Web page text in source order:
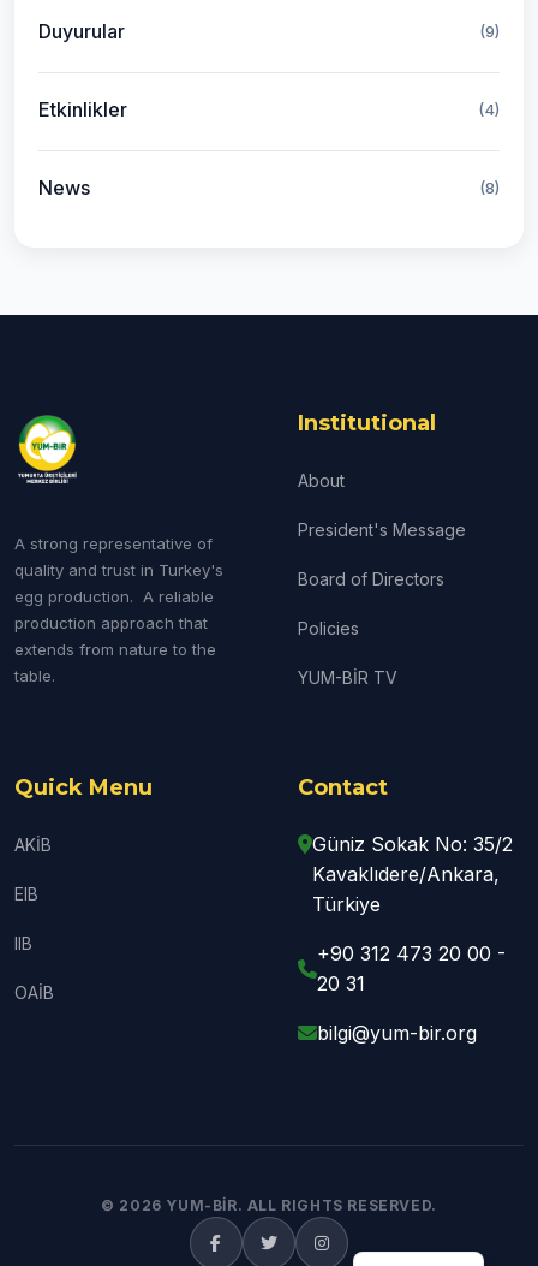
Duyurular (9)
Etkinlikler (4)
News (8)
A strong representative of
quality and trust in Turkey's
egg production. A reliable
production approach that
extends from nature to the
table.
Institutional
About
President's Message
Board of Directors
Policies
YUM-BİR TV
Quick Menu
AKİB
EIB
IIB
OAİB
Contact
Güniz Sokak No: 35/2
Kavaklıdere/Ankara,
Türkiye
+90 312 473 20 00 -
20 31
bilgi@yum-bir.org
© 2026 YUM-BİR. ALL RIGHTS RESERVED.